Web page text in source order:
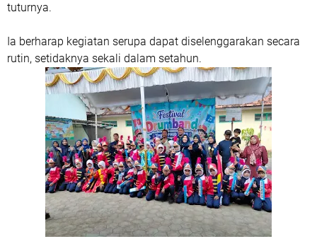
tuturnya.
Ia berharap kegiatan serupa dapat diselenggarakan secara
rutin, setidaknya sekali dalam setahun.